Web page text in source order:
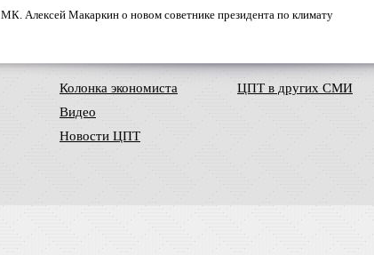
МК. Алексей Макаркин о новом советнике президента по климату
Колонка экономиста
Видео
Новости ЦПТ
ЦПТ в других СМИ